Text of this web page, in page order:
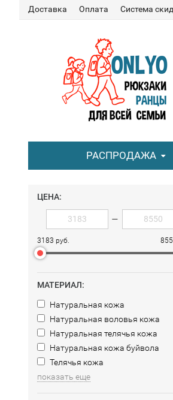
Доставка Оплата Система
РАСПРОДАЖА
ЦЕНА:
—
3183 руб.
МАТЕРИАЛ:
Натуральная кожа
Натуральная воловья кожа
Натуральная телячья кожа
Натуральная кожа буйвола
Телячья кожа
показать еще